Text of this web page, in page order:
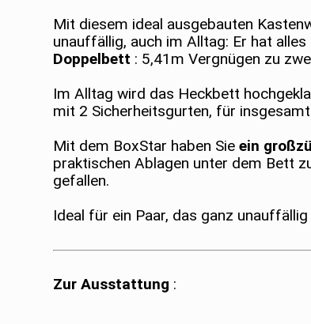
Mit diesem ideal ausgebauten
unauffällig, auch im Alltag: Er hat
Doppelbett : 5,41m Vergnügen zu
Im Alltag wird das Heckbett
mit 2 Sicherheitsgurten, für
Mit dem BoxStar haben Sieein
praktischen Ablagen unter dem Bett
gefallen.
Ideal für ein Paar, das ganz
Zur Ausstattung :